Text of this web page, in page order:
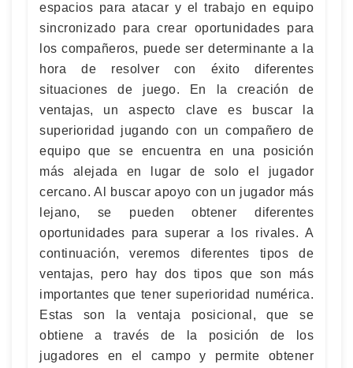
espacios para atacar y el trabajo en equipo
sincronizado para crear oportunidades para
los compañeros, puede ser determinante a la
hora de resolver con éxito diferentes
situaciones de juego. En la creación de
ventajas, un aspecto clave es buscar la
superioridad jugando con un compañero de
equipo que se encuentra en una posición
más alejada en lugar de solo el jugador
cercano. Al buscar apoyo con un jugador más
lejano, se pueden obtener diferentes
oportunidades para superar a los rivales. A
continuación, veremos diferentes tipos de
ventajas, pero hay dos tipos que son más
importantes que tener superioridad numérica.
Estas son la ventaja posicional, que se
obtiene a través de la posición de los
jugadores en el campo y permite obtener